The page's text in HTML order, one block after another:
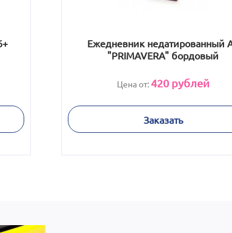
Ежедневник недатированный
"PRIMAVERA" бордовый
Цена от:420рублей
Заказать